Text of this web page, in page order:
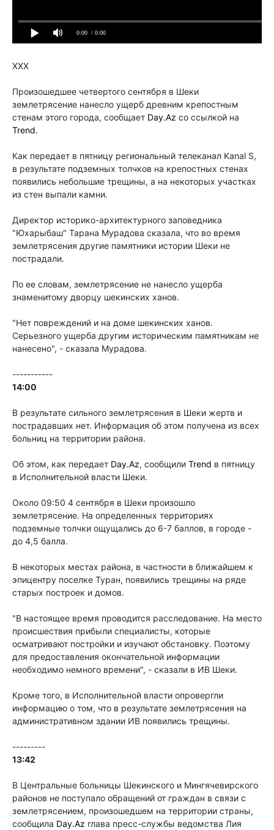
ХХХ
Произошедшее четвертого сентября в Шеки
землетрясение нанесло ущерб древним крепостным
стенам этого города, сообщает Day.Az со ссылкой на
Trend.
Как передает в пятницу региональный телеканал Kanal S,
в результате подземных толчков на крепостных стенах
появились небольшие трещины, а на некоторых участках
из стен выпали камни.
Директор историко-архитектурного заповедника
"Юхарыбаш" Тарана Мурадова сказала, что во время
землетрясения другие памятники истории Шеки не
пострадали.
По ее словам, землетрясение не нанесло ущерба
знаменитому дворцу шекинских ханов.
"Нет повреждений и на доме шекинских ханов.
Серьезного ущерба другим историческим памятникам не
нанесено", - сказала Мурадова.
-----------
14:00
В результате сильного землетрясения в Шеки жертв и
пострадавших нет. Информация об этом получена из всех
больниц на территории района.
Об этом, как передает Day.Az, сообщили Trend в пятницу
в Исполнительной власти Шеки.
Около 09:50 4 сентября в Шеки произошло
землетрясение. На определенных территориях
подземные толчки ощущались до 6-7 баллов, в городе -
до 4,5 балла.
В некоторых местах района, в частности в ближайшем к
эпицентру поселке Туран, появились трещины на ряде
старых построек и домов.
"В настоящее время проводится расследование. На место
происшествия прибыли специалисты, которые
осматривают постройки и изучают обстановку. Поэтому
для предоставления окончательной информации
необходимо немного времени", - сказали в ИВ Шеки.
Кроме того, в Исполнительной власти опровергли
информацию о том, что в результате землетрясения на
административном здании ИВ появились трещины.
---------
13:42
В Центральные больницы Шекинского и Мингячевирского
районов не поступало обращений от граждан в связи с
землетрясением, произошедшем на территории страны,
сообщила Day.Az глава пресс-службы ведомства Лия